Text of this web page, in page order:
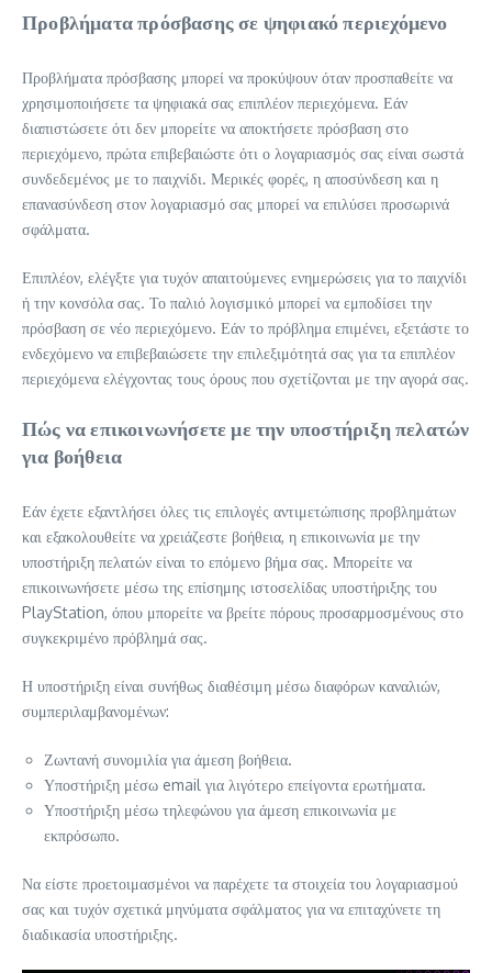
Προβλήματα πρόσβασης σε ψηφιακό περιεχόμενο
Προβλήματα πρόσβασης μπορεί να προκύψουν όταν προσπαθείτε να
χρησιμοποιήσετε τα ψηφιακά σας επιπλέον περιεχόμενα. Εάν
διαπιστώσετε ότι δεν μπορείτε να αποκτήσετε πρόσβαση στο
περιεχόμενο, πρώτα επιβεβαιώστε ότι ο λογαριασμός σας είναι σωστά
συνδεδεμένος με το παιχνίδι. Μερικές φορές, η αποσύνδεση και η
επανασύνδεση στον λογαριασμό σας μπορεί να επιλύσει προσωρινά
σφάλματα.
Επιπλέον, ελέγξτε για τυχόν απαιτούμενες ενημερώσεις για το παιχνίδι
ή την κονσόλα σας. Το παλιό λογισμικό μπορεί να εμποδίσει την
πρόσβαση σε νέο περιεχόμενο. Εάν το πρόβλημα επιμένει, εξετάστε το
ενδεχόμενο να επιβεβαιώσετε την επιλεξιμότητά σας για τα επιπλέον
περιεχόμενα ελέγχοντας τους όρους που σχετίζονται με την αγορά σας.
Πώς να επικοινωνήσετε με την υποστήριξη πελατών
για βοήθεια
Εάν έχετε εξαντλήσει όλες τις επιλογές αντιμετώπισης προβλημάτων
και εξακολουθείτε να χρειάζεστε βοήθεια, η επικοινωνία με την
υποστήριξη πελατών είναι το επόμενο βήμα σας. Μπορείτε να
επικοινωνήσετε μέσω της επίσημης ιστοσελίδας υποστήριξης του
PlayStation, όπου μπορείτε να βρείτε πόρους προσαρμοσμένους στο
συγκεκριμένο πρόβλημά σας.
Η υποστήριξη είναι συνήθως διαθέσιμη μέσω διαφόρων καναλιών,
συμπεριλαμβανομένων:
Ζωντανή συνομιλία για άμεση βοήθεια.
Υποστήριξη μέσω email για λιγότερο επείγοντα ερωτήματα.
Υποστήριξη μέσω τηλεφώνου για άμεση επικοινωνία με
εκπρόσωπο.
Να είστε προετοιμασμένοι να παρέχετε τα στοιχεία του λογαριασμού
σας και τυχόν σχετικά μηνύματα σφάλματος για να επιταχύνετε τη
διαδικασία υποστήριξης.